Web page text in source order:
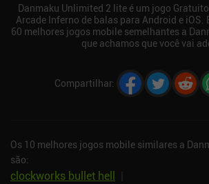
Danmaku Unlimited 2 lite é um jogo
Arcade Inferno de balas para Android e iOS.
60 melhores jogos mobile semelhantes a
que achamos que você vai
Compartilhar:
Os 10 melhores jogos mobile similares a
são:
clockworks bullet hell